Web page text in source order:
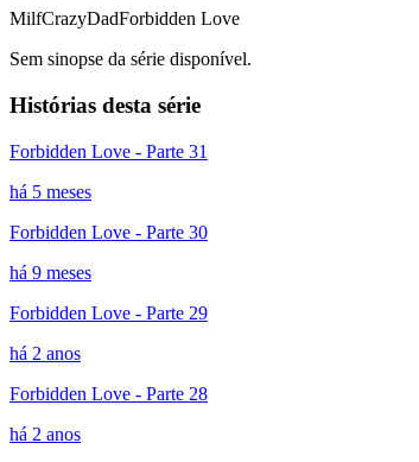
MilfCrazyDadForbidden Love
Sem sinopse da série disponível.
Histórias desta série
Forbidden Love - Parte 31
há 5 meses
Forbidden Love - Parte 30
há 9 meses
Forbidden Love - Parte 29
há 2 anos
Forbidden Love - Parte 28
há 2 anos